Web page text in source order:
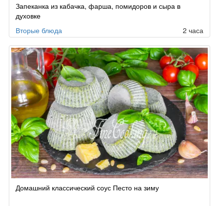
Запеканка из кабачка, фарша, помидоров и сыра в
духовке
Вторые блюда
2 часа
Домашний классический соус Песто на зиму